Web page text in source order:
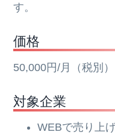
す。
価格
50,000円/月（税別）
対象企業
WEBで売り上